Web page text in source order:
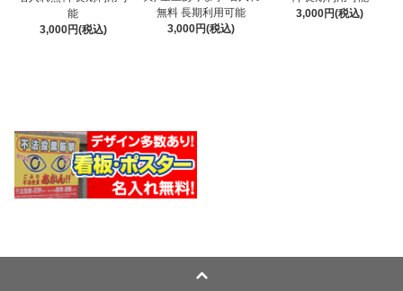
能
3,000円(税込)
無料 長期利用可能
3,000円(税込)
3,000円(税込)